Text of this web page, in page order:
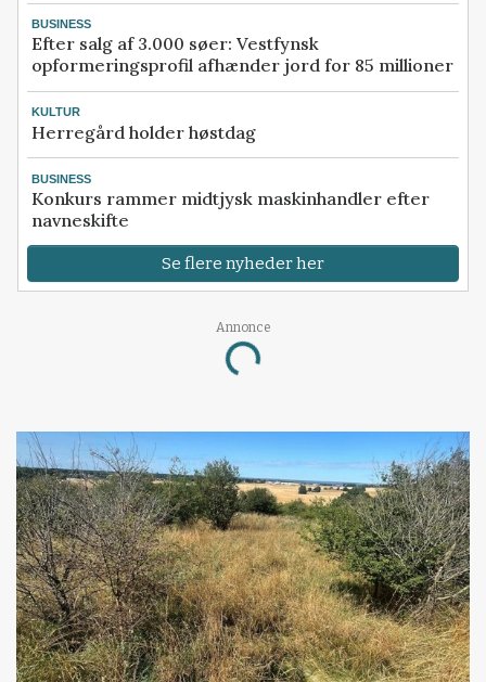
BUSINESS
Efter salg af 3.000 søer: Vestfynsk
opformeringsprofil afhænder jord for 85 millioner
KULTUR
Herregård holder høstdag
BUSINESS
Konkurs rammer midtjysk maskinhandler efter
navneskifte
Se flere nyheder her
Annonce
Loading...